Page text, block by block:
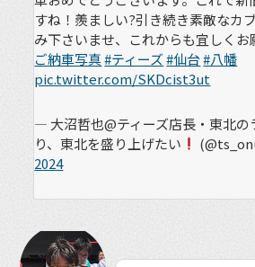
すね！羨ましい?引き続き素敵なカ
み下さいませ、これからも宜しく
ご納車写真#ティーズ#仙台#八幡
pic.twitter.com/SKDcist3ut
— 大沼哲也@ティーズ店長・東北の
り、東北を盛り上げたい
2024